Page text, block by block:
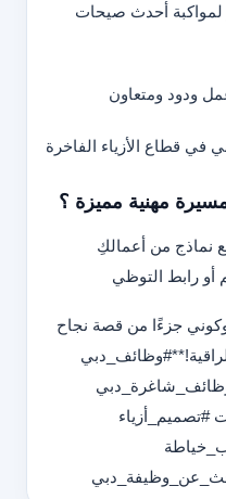
لمواكبة أحدث صيحات
ودود ومتعاون
في قطاع الأزياء الفاخرة
مهنية مميزة ؟
نماذج من أعمالكِ
أو رابط التوظي
وكوني جزءًا من قصة نجاح
**#وظائف_دبي
#تصميم_أزياء